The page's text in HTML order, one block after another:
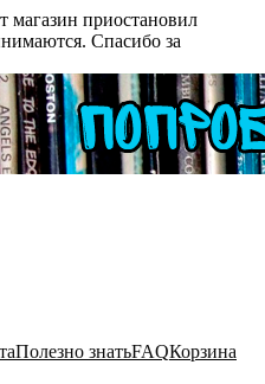
приостановил
Спасибо за
Полезно знатьFAQКорзина